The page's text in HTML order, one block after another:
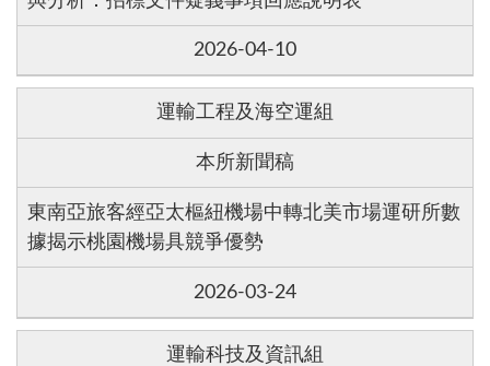
2026-04-10
運輸工程及海空運組
本所新聞稿
東南亞旅客經亞太樞紐機場中轉北美市場運研所數
據揭示桃園機場具競爭優勢
2026-03-24
運輸科技及資訊組